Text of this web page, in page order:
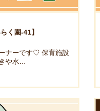
く園-41】
ナーです♡ 保育施設
や水…